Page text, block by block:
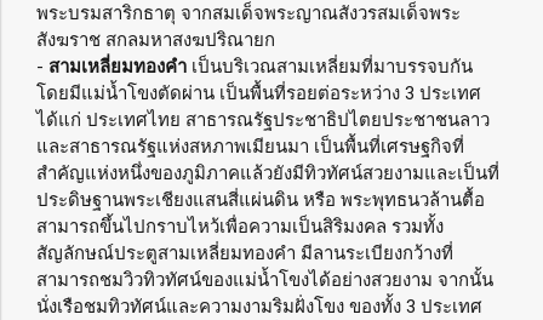
พระบรมสาริกธาตุ จากสมเด็จพระญาณสังวรสมเด็จพระ
สังฆราช สกลมหาสงฆปริณายก
- สามเหลี่ยมทองคำ เป็นบริเวณสามเหลี่ยมที่มาบรรจบกัน
โดยมีแม่น้ำโขงตัดผ่าน เป็นพื้นที่รอยต่อระหว่าง 3 ประเทศ
ได้แก่ ประเทศไทย สาธารณรัฐประชาธิปไตยประชาชนลาว
และสาธารณรัฐแห่งสหภาพเมียนมา เป็นพื้นที่เศรษฐกิจที่
สำคัญแห่งหนึ่งของภูมิภาคแล้วยังมีทิวทัศน์สวยงามและเป็นที่
ประดิษฐานพระเชียงแสนสี่แผ่นดิน หรือ พระพุทธนวล้านตื้อ
สามารถขึ้นไปกราบไหว้เพื่อความเป็นสิริมงคล รวมทั้ง
สัญลักษณ์ประตูสามเหลี่ยมทองคำ มีลานระเบียงกว้างที่
สามารถชมวิวทิวทัศน์ของแม่น้ำโขงได้อย่างสวยงาม จากนั้น
นั่งเรือชมทิวทัศน์และความงามริมฝั่งโขง ของทั้ง 3 ประเทศ